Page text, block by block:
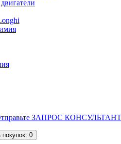
Отправьте ЗАПРОС
покупок: 0